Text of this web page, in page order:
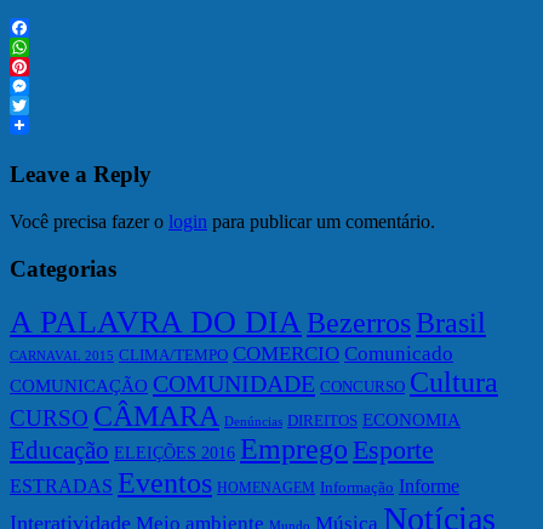
Facebook
WhatsApp
Pinterest
Messenger
Twitter
Leave a Reply
Você precisa fazer o login para publicar um comentário.
Categorias
A PALAVRA DO DIABezerrosBrasil
CARNAVAL 2015 CLIMA/TEMPO COMERCIO Comunicado
COMUNICAÇÃO COMUNIDADE CONCURSO Cultura
CURSO CÂMARA Denúncias DIREITOS ECONOMIA
Educação ELEIÇÕES 2016 Emprego Esporte
ESTRADAS Eventos HOMENAGEM Informação Informe
Interatividade Meio ambiente Música Notícias